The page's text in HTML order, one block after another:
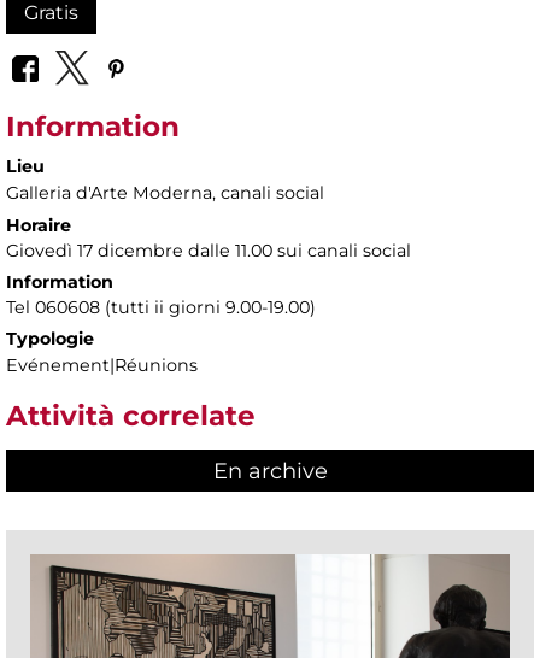
Gratis
Information
Lieu
Galleria d'Arte Moderna, canali social
Horaire
Giovedì 17 dicembre dalle 11.00 sui canali social
Information
Tel 060608 (tutti ii giorni 9.00-19.00)
Typologie
Evénement|Réunions
Attività correlate
En archive